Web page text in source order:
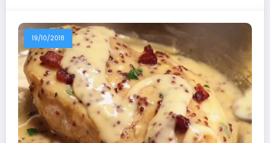
19/10/2018